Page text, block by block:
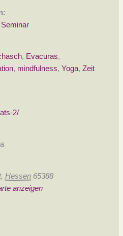
Seminar
, Evacuras,
, mindfulness, Yoga, Zeit
2/
, Hessen 65388
anzeigen